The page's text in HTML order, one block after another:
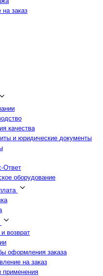
на заказ
качества
и юридические документы
Ответ
оборудование
возврат
оформления заказа
на заказ